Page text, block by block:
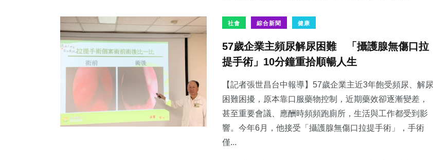
社會 綜合新聞 健康
57歲企業主頻尿解尿困難 「攝護腺無傷口拉
提手術」10分鐘重拾順暢人生
【記者張世昌台中報導】57歲企業主近3年飽受頻尿、解尿
困難困擾，原本靠口服藥物控制，近期藥效卻逐漸變差，
甚至重要會議、應酬時頻頻跑廁所，生活與工作都受到影
響。今年6月，他接受「攝護腺無傷口拉提手術」，手術
僅...